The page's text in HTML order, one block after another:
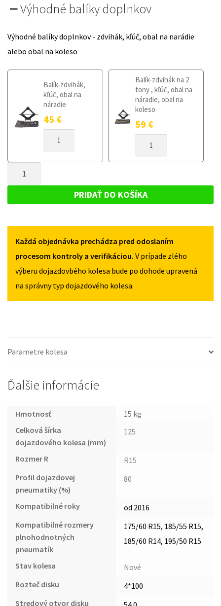
Výhodné balíky doplnkov
Výhodné balíky doplnkov - zdvihák, kľúč, obal na narádie
alebo obal na koleso
Balík-zdvihák,
kľúč, obal na
náradie
45 €
DOJAZDOVÉ
SUZUKI
OD
125/80R15
Balík-zdvihák na 2
tony , kľúč, obal na
náradie, obal na
koleso
59 €
DOJAZDOVÉ
OD
2016
SUZUKI
2016
125/80R15
4X100
PRIDAŤ DO KOŠÍKA
Každá objednávka prechádza pred odoslaním
procesom kontroly a verifikáciou. V prípade zlého
výberu dojazdovbého kolesa bude po dohode upravená
na správny typ dojazdového kolesa.
Parametre kolesa
Ďalšie informácie
Hmotnosť
15 kg
Celková šírka
dojazdového kolesa (mm)
125
Rozmer R
R15
Profil dojazdovej
pneumatiky (%)
80
Kompatibilné roky
od 2016
Kompatibilné rozmery
plnohodnotných
pneumatík
175/60 R15, 185/55 R15,
185/60 R14, 195/50 R15
Stav kolesa
Nové
Rozteč disku
4*100
Stredový otvor disku